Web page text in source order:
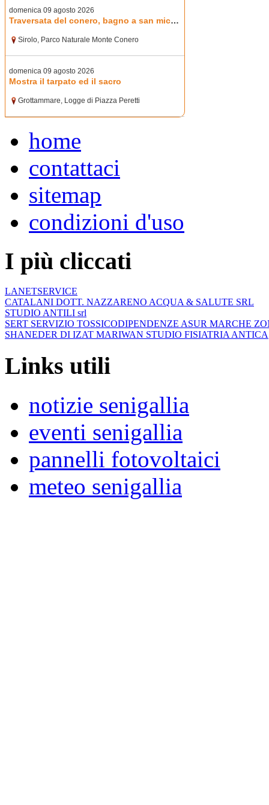
home
contattaci
sitemap
condizioni d'uso
I più cliccati
LANETSERVICE
CATALANI DOTT. NAZZARENO ACQUA & SALUTE SRL
STUDIO ANTILI srl
SERT SERVIZIO TOSSICODIPENDENZE ASUR MARCHE
SHANEDER DI IZAT MARIWAN STUDIO FISIATRIA ANTICA
Links utili
notizie senigallia
eventi senigallia
pannelli fotovoltaici
meteo senigallia